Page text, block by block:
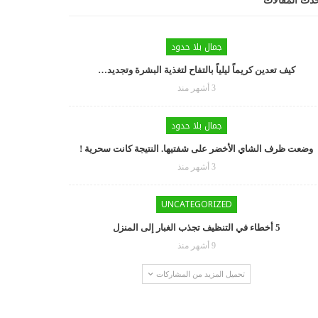
جمال بلا حدود
كيف تعدين كريماً ليلياً بالتفاح لتغذية البشرة وتجديد…
3 أشهر منذ
جمال بلا حدود
وضعت ظرف الشاي الأخضر على شفتيها. النتيجة كانت سحرية !
3 أشهر منذ
UNCATEGORIZED
5 أخطاء في التنظيف تجذب الغبار إلى المنزل
9 أشهر منذ
تحميل المزيد من المشاركات